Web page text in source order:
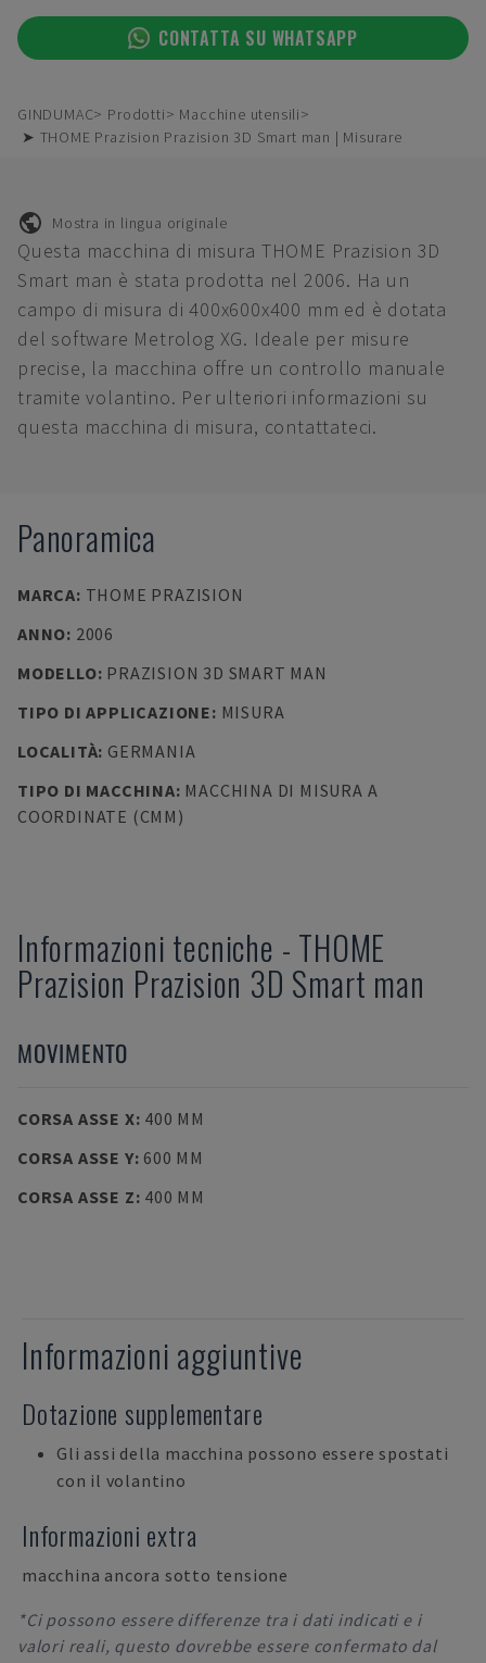
CONTATTA SU WHATSAPP
GINDUMAC Prodotti
Macchine utensili
➤ THOME Prazision Prazision 3D Smart man | Misurare
Mostra in lingua originale
Questa macchina di misura THOME Prazision 3D
Smart man è stata prodotta nel 2006. Ha un
campo di misura di 400x600x400 mm ed è dotata
del software Metrolog XG. Ideale per misure
precise, la macchina offre un controllo manuale
tramite volantino. Per ulteriori informazioni su
questa macchina di misura, contattateci.
Panoramica
MARCA: THOME PRAZISION
ANNO: 2006
MODELLO: PRAZISION 3D SMART MAN
TIPO DI APPLICAZIONE: MISURA
LOCALITÀ: GERMANIA
TIPO DI MACCHINA: MACCHINA DI MISURA A
COORDINATE (CMM)
Informazioni tecniche - THOME
Prazision Prazision 3D Smart man
MOVIMENTO
CORSA ASSE X: 400 MM
CORSA ASSE Y: 600 MM
CORSA ASSE Z: 400 MM
Informazioni aggiuntive
Dotazione supplementare
Gli assi della macchina possono essere spostati
con il volantino
Informazioni extra
macchina ancora sotto tensione
*Ci possono essere differenze tra i dati indicati e i
valori reali, questo dovrebbe essere confermato dal